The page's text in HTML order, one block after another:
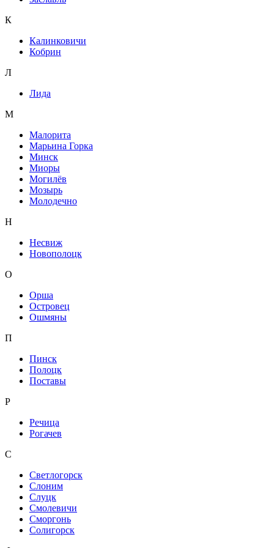
К
Калинковичи
Кобрин
Л
Лида
М
Малорита
Марьина Горка
Минск
Миоры
Могилёв
Мозырь
Молодечно
Н
Несвиж
Новополоцк
О
Орша
Островец
Ошмяны
П
Пинск
Полоцк
Поставы
Р
Речица
Рогачев
С
Светлогорск
Слоним
Слуцк
Смолевичи
Сморгонь
Солигорск